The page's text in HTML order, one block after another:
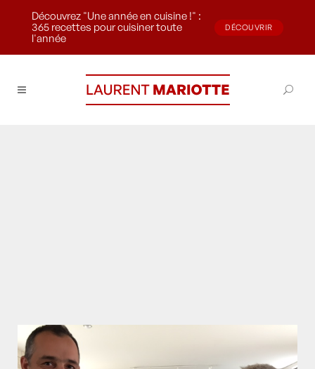
Découvrez "Une année en cuisine !" :
365 recettes pour cuisiner toute
l'année
DÉCOUVRIR